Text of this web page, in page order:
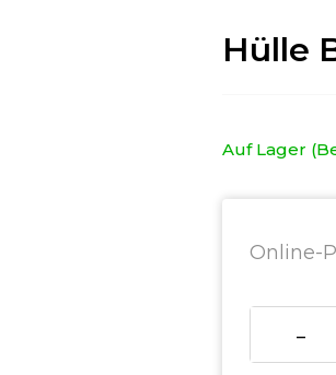
Hülle
Auf Lager
Online-
-